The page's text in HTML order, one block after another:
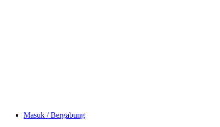
Masuk / Bergabung